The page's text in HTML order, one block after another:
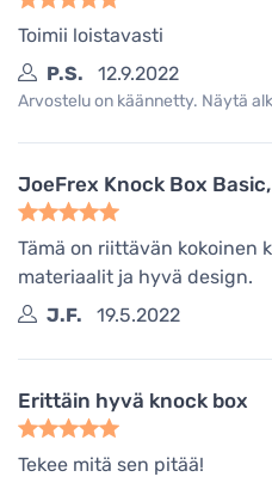
Toimii loistavasti
P.S.
12.9.2022
Arvostelu on käännetty. Näytä
JoeFrex Knock Box
Tämä on riittävän kokoinen
materiaalit ja hyvä design.
J.F.
19.5.2022
Erittäin hyvä knock box
Tekee mitä sen pitää!